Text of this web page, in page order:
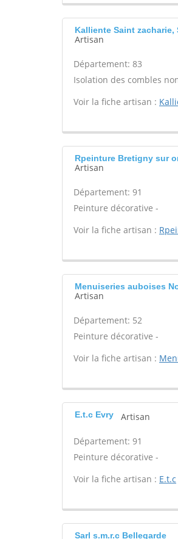
Kalliente Saint zacharie,
Artisan
Département: 83
Isolation des combles
Voir la fiche artisan :
Rpeinture Bretigny sur
Artisan
Département: 91
Peinture décorative -
Voir la fiche artisan :
Menuiseries auboises
Artisan
Département: 52
Peinture décorative -
Voir la fiche artisan :
E.t.c Evry Artisan
Département: 91
Peinture décorative -
Voir la fiche artisan : E.t.c
Sarl s.m.r.c Bellegarde